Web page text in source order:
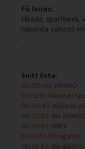
Fő leírás:
Híradó, sporthírek,
naponta változó
Műsorszolgáltatói
2026.06.02 -
2026.06.02 -
2026.06.02 -
2026.06.02 -
2026.06.02 -
...
Snitt lista:
00:00:00: HÍRADÓ
00:12:37: Nemzeti
00:20:45: Időjárás-
00:22:50: Ma délelőtt
00:30:01: HÍREK
00:33:51: Élő egyház
00:53:42: Ma délelőtt